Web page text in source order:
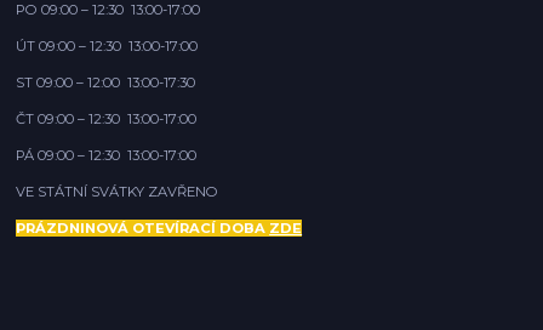
PO 09:00 – 12:30 13:00-17:00
ÚT 09:00 – 12:30 13:00-17:00
ST 09:00 – 12:00 13:00-17:30
ČT 09:00 – 12:30 13:00-17:00
PÁ 09:00 – 12:30 13:00-17:00
VE STÁTNÍ SVÁTKY ZAVŘENO
PRÁZDNINOVÁ OTEVÍRACÍ DOBA ZDE